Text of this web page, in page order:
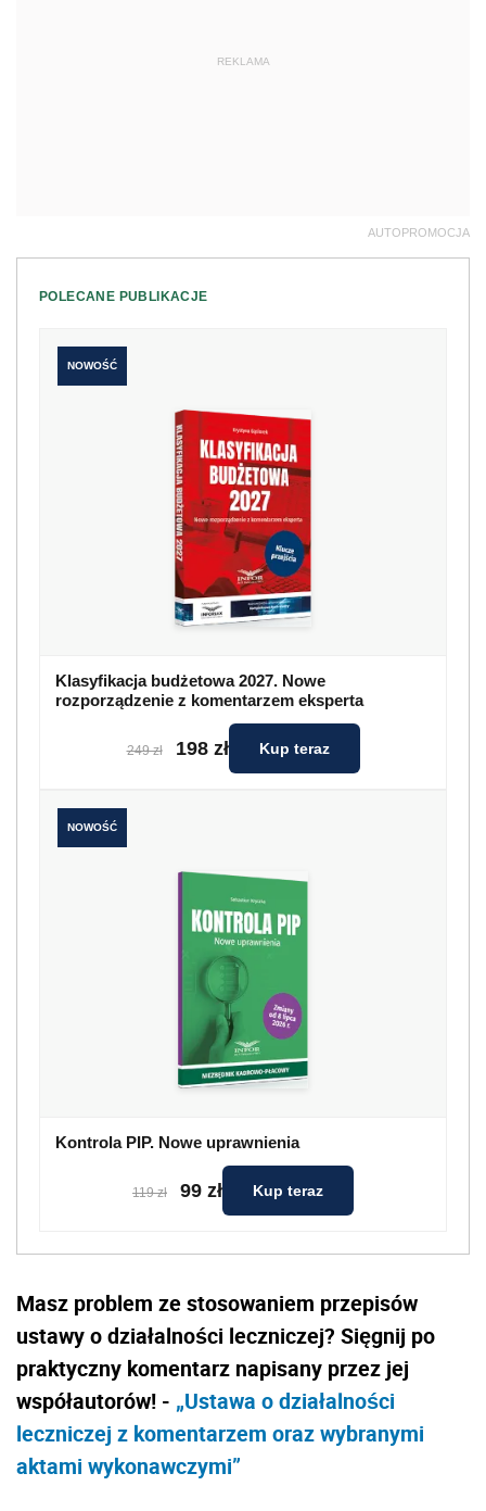
REKLAMA
AUTOPROMOCJA
POLECANE PUBLIKACJE
NOWOŚĆ
Klasyfikacja budżetowa 2027. Nowe
rozporządzenie z komentarzem eksperta
249 zł 198 zł Kup teraz
NOWOŚĆ
Kontrola PIP. Nowe uprawnienia
119 zł 99 zł Kup teraz
Masz problem ze stosowaniem przepisów
ustawy o działalności leczniczej? Sięgnij po
praktyczny komentarz napisany przez jej
współautorów! - „Ustawa o działalności
leczniczej z komentarzem oraz wybranymi
aktami wykonawczymi”